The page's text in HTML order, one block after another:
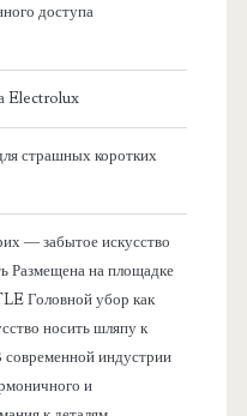
доступа
Electrolux
страшных коротких
— забытое искусство
Размещена на площадке
Головной убор как
носить шляпу к
индустрии
и